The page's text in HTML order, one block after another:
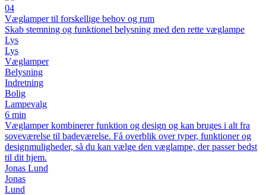
04
Væglamper til forskellige behov og rum
Skab stemning og funktionel belysning med den rette væglampe
Lys
Lys
Væglamper
Belysning
Indretning
Bolig
Lampevalg
6 min
Væglamper kombinerer funktion og design og kan bruges i alt fra
soveværelse til badeværelse. Få overblik over typer, funktioner og
designmuligheder, så du kan vælge den væglampe, der passer bedst
til dit hjem.
Jonas Lund
Jonas
Lund